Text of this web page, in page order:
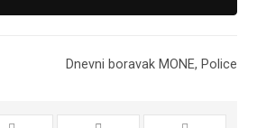
Dnevni boravak MONE, Police